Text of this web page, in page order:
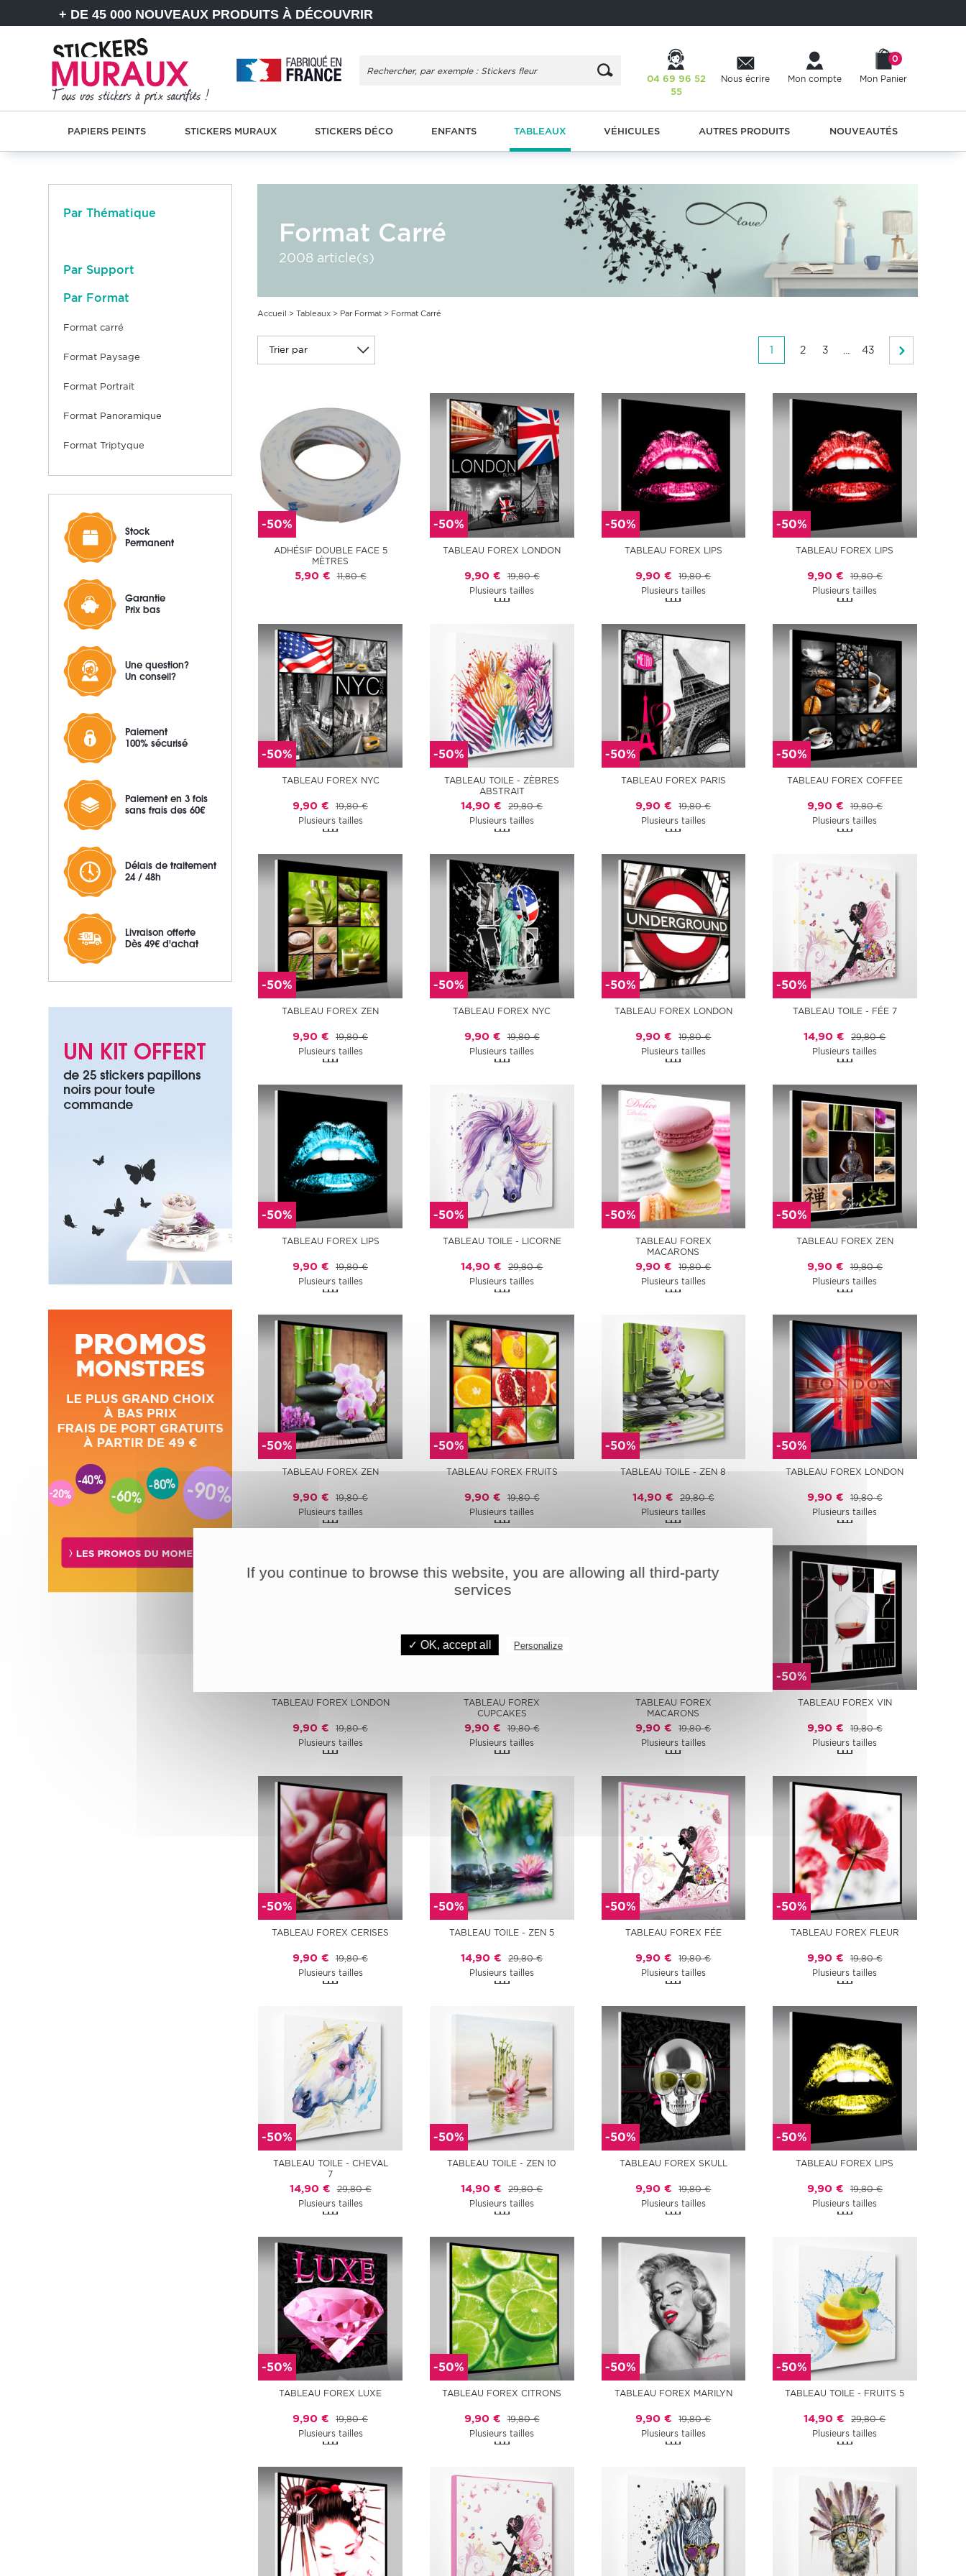
+ DE 45 000 NOUVEAUX PRODUITS À DÉCOUVRIR
04 69 96 52
55
Nous écrire Mon compte Mon Panier
0
PAPIERS PEINTS STICKERS MURAUX STICKERS DÉCO ENFANTS TABLEAUX VÉHICULES AUTRES PRODUITS NOUVEAUTÉS
Par Thématique
Par Support
Par Format
format carré
Format Paysage
Format Portrait
Format Panoramique
Format Triptyque
Stock
Permanent
Garantie
Prix bas
Une question?
Un conseil?
Paiement
100% sécurisé
Paiement en 3 fois
sans frais des 60€
Délais de traitement
24 / 48h
Livraison offerte
Dès 49€ d'achat
Format Carré
2008 article(s)
Accueil >Tableaux > Par Format > Format Carré
1 2 3 ... 43
-50%
ADHÉSIF DOUBLE FACE 5
MÈTRES
5,90 € 11,80 €
-50%
TABLEAU FOREX LONDON
9,90 €
19,80 €
Plusieurs tailles
-50%
TABLEAU FOREX LIPS
9,90 €
19,80 €
Plusieurs tailles
-50%
TABLEAU FOREX LIPS
9,90 €
19,80 €
Plusieurs tailles
-50%
TABLEAU FOREX NYC
9,90 €
19,80 €
Plusieurs tailles
-50%
TABLEAU TOILE - ZÈBRES
ABSTRAIT
14,90 €
29,80 €
Plusieurs tailles
-50%
TABLEAU FOREX PARIS
9,90 €
19,80 €
Plusieurs tailles
-50%
TABLEAU FOREX COFFEE
9,90 €
19,80 €
Plusieurs tailles
-50%
TABLEAU FOREX ZEN
9,90 €
19,80 €
Plusieurs tailles
-50%
TABLEAU FOREX NYC
9,90 €
19,80 €
Plusieurs tailles
-50%
TABLEAU FOREX LONDON
9,90 €
19,80 €
Plusieurs tailles
-50%
TABLEAU TOILE - FÉE 7
14,90 €
29,80 €
Plusieurs tailles
-50%
TABLEAU FOREX LIPS
9,90 €
19,80 €
Plusieurs tailles
-50%
TABLEAU TOILE - LICORNE
14,90 €
29,80 €
Plusieurs tailles
-50%
TABLEAU FOREX
MACARONS
9,90 €
19,80 €
Plusieurs tailles
-50%
TABLEAU FOREX ZEN
9,90 €
19,80 €
Plusieurs tailles
-50%
TABLEAU FOREX ZEN
9,90 €
19,80 €
Plusieurs tailles
-50%
TABLEAU FOREX FRUITS
9,90 €
19,80 €
Plusieurs tailles
-50%
TABLEAU TOILE - ZEN 8
14,90 €
29,80 €
Plusieurs tailles
-50%
TABLEAU FOREX LONDON
9,90 €
19,80 €
Plusieurs tailles
TABLEAU FOREX LONDON
9,90 €
19,80 €
Plusieurs tailles
TABLEAU FOREX
CUPCAKES
9,90 €
19,80 €
Plusieurs tailles
TABLEAU FOREX
MACARONS
9,90 €
19,80 €
Plusieurs tailles
-50%
TABLEAU FOREX VIN
9,90 €
19,80 €
Plusieurs tailles
-50%
TABLEAU FOREX CERISES
9,90 €
19,80 €
Plusieurs tailles
-50%
TABLEAU TOILE - ZEN 5
14,90 €
29,80 €
Plusieurs tailles
-50%
TABLEAU FOREX FÉE
9,90 €
19,80 €
Plusieurs tailles
-50%
TABLEAU FOREX FLEUR
9,90 €
19,80 €
Plusieurs tailles
-50%
TABLEAU TOILE - CHEVAL
7
14,90 €
29,80 €
Plusieurs tailles
-50%
TABLEAU TOILE - ZEN 10
14,90 €
29,80 €
Plusieurs tailles
-50%
TABLEAU FOREX SKULL
9,90 €
19,80 €
Plusieurs tailles
-50%
TABLEAU FOREX LIPS
9,90 €
19,80 €
Plusieurs tailles
-50%
TABLEAU FOREX LUXE
9,90 €
19,80 €
Plusieurs tailles
-50%
TABLEAU FOREX CITRONS
9,90 €
19,80 €
Plusieurs tailles
-50%
TABLEAU FOREX MARILYN
9,90 €
19,80 €
Plusieurs tailles
-50%
TABLEAU TOILE - FRUITS 5
14,90 €
29,80 €
Plusieurs tailles
If you continue to browse this website, you are allowing all third-party
services
✓ OK, accept all Personalize